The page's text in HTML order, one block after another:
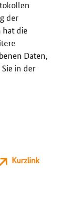
der
hat die
Daten,
in der
Kurzlink